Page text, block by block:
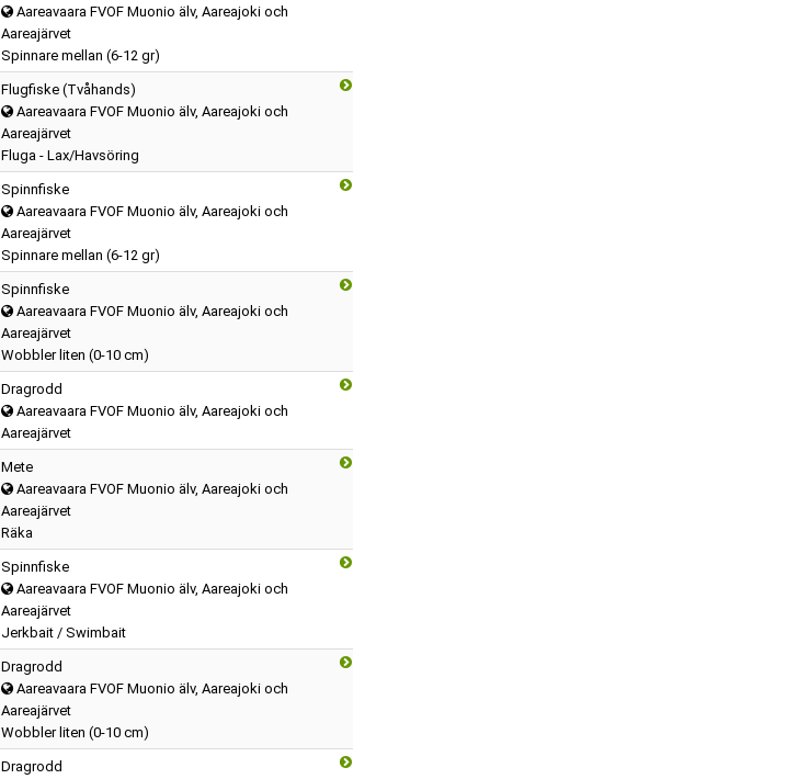
Aareavaara FVOF Muonio älv, Aareajoki och
Aareajärvet
Spinnare mellan (6-12 gr)
Flugfiske (Tvåhands)
Aareavaara FVOF Muonio älv, Aareajoki och
Aareajärvet
Fluga - Lax/Havsöring
Spinnfiske
Aareavaara FVOF Muonio älv, Aareajoki och
Aareajärvet
Spinnare mellan (6-12 gr)
Spinnfiske
Aareavaara FVOF Muonio älv, Aareajoki och
Aareajärvet
Wobbler liten (0-10 cm)
Dragrodd
Aareavaara FVOF Muonio älv, Aareajoki och
Aareajärvet
Mete
Aareavaara FVOF Muonio älv, Aareajoki och
Aareajärvet
Räka
Spinnfiske
Aareavaara FVOF Muonio älv, Aareajoki och
Aareajärvet
Jerkbait / Swimbait
Dragrodd
Aareavaara FVOF Muonio älv, Aareajoki och
Aareajärvet
Wobbler liten (0-10 cm)
Dragrodd